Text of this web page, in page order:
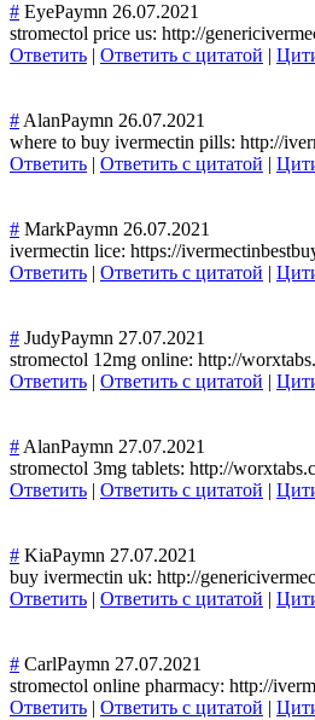
# EyePaymn 26.07.2021
stromectol price us: http://
Ответить | Ответить с цитатой |
#AlanPaymn 26.07.2021
where to buy ivermectin pills: http://
Ответить | Ответить с цитатой |
# MarkPaymn 26.07.2021
ivermectin lice: https://
Ответить | Ответить с цитатой |
# JudyPaymn 27.07.2021
stromectol 12mg online: http://
Ответить | Ответить с цитатой |
#AlanPaymn 27.07.2021
stromectol 3mg tablets: http://
Ответить | Ответить с цитатой |
# KiaPaymn 27.07.2021
buy ivermectin uk: http://
Ответить | Ответить с цитатой |
# CarlPaymn 27.07.2021
stromectol online pharmacy: http://
Ответить | Ответить с цитатой |